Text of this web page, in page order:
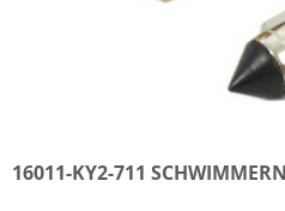
16011-KY2-711